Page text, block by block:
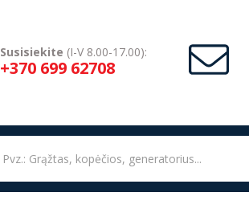
Susisiekite (I-V 8.00-17.00):
+370 699 62708